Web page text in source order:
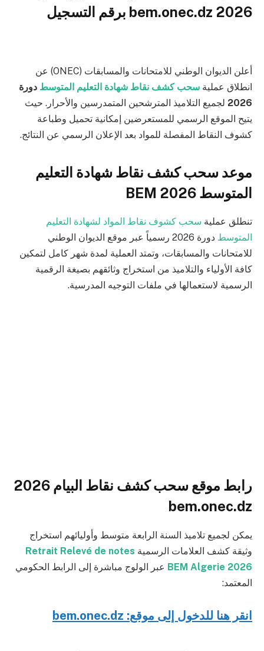
2026 bem.onec.dz برقم التسجيل
أعلن الديوان الوطني للامتحانات والمسابقات (ONEC) عن
انطلاق عملية سحب كشف نقاط شهادة التعليم المتوسط دورة
2026 لجميع التلاميذ المترشحين المتمدرسين والأحرار. حيث
يتيح الموقع الرسمي للمستعرضين إمكانية تحميل وطباعة
كشوف النقاط المفصلة للمواد بعد الإعلان الرسمي عن النتائج.
موعد سحب كشف نقاط شهادة التعليم
المتوسط 2026 BEM
تنطلق عملية سحب كشوف نقاط المواد لشهادة التعليم
المتوسط
دورة 2026 رسمياً عبر موقع الديوان الوطني
للامتحانات والمسابقات، وتمتد العملية لمدة شهر كامل لتمكين
كافة الأولياء والتلاميذ من استخراج وثائقهم بصيغة الرقمية
الرسمية لاستعمالها في ملفات التوجيه المدرسية.
رابط موقع سحب كشف نقاط البيام 2026
bem.onec.dz
يمكن لجميع تلاميذ السنة الرابعة متوسط وأوليائهم استخراج
وثيقة كشف العلامات الرسمية Retrait Relevé de notes
BEM Algerie 2026 عبر الولوج مباشرة إلى الرابط الحكومي
المعتمد:
انقر هنا للدخول إلى موقع: bem.onec.dz